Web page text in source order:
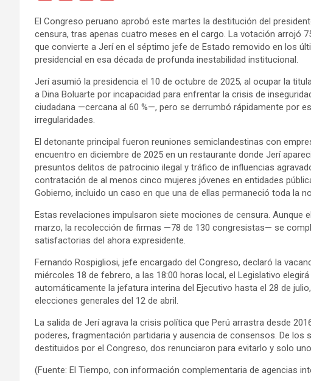
c
e
b
o
k
a
t
s
p
p
m
p
a
t
i
El Congreso peruano aprobó este martes la destitución del
censura, tras apenas cuatro meses en el cargo. La votación arrojó
que convierte a Jerí en el séptimo jefe de Estado removido en los
presidencial en esa década de profunda inestabilidad institucional.
Jerí asumió la presidencia el 10 de octubre de 2025, al ocupar la
a Dina Boluarte por incapacidad para enfrentar la crisis de
ciudadana —cercana al 60 %—, pero se derrumbó rápidamente por
irregularidades.
El detonante principal fueron reuniones semiclandestinas con
encuentro en diciembre de 2025 en un restaurante donde Jerí
presuntos delitos de patrocinio ilegal y tráfico de influencias
contratación de al menos cinco mujeres jóvenes en entidades
Gobierno, incluido un caso en que una de ellas permaneció toda la
Estas revelaciones impulsaron siete mociones de censura. Aunque
marzo, la recolección de firmas —78 de 130 congresistas— se
satisfactorias del ahora expresidente.
Fernando Rospigliosi, jefe encargado del Congreso, declaró la
miércoles 18 de febrero, a las 18:00 horas local, el Legislativo
automáticamente la jefatura interina del Ejecutivo hasta el 28 de
elecciones generales del 12 de abril.
La salida de Jerí agrava la crisis política que Perú arrastra desde
poderes, fragmentación partidaria y ausencia de consensos. De
destituidos por el Congreso, dos renunciaron para evitarlo y solo
(Fuente: El Tiempo, con información complementaria de agencias